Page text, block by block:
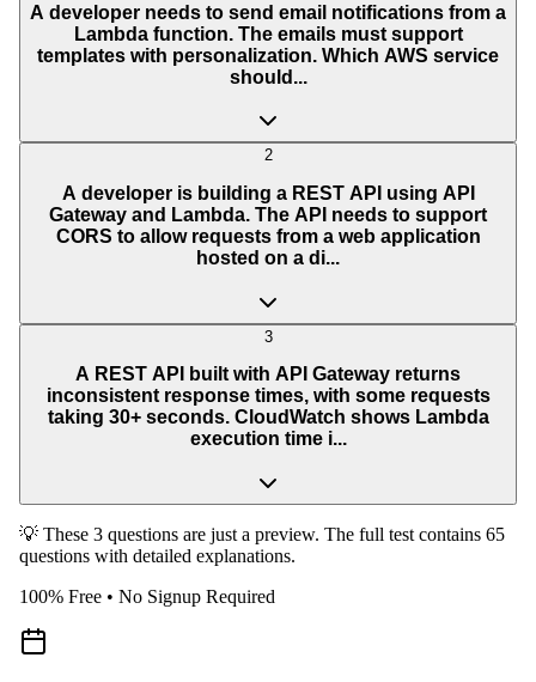
A developer needs to send email notifications from a
Lambda function. The emails must support
templates with personalization. Which AWS service
should...
2
A developer is building a REST API using API
Gateway and Lambda. The API needs to support
CORS to allow requests from a web application
hosted on a di...
3
A REST API built with API Gateway returns
inconsistent response times, with some requests
taking 30+ seconds. CloudWatch shows Lambda
execution time i...
💡 These 3 questions are just a preview. The full test contains 65
questions with detailed explanations.
100% Free • No Signup Required